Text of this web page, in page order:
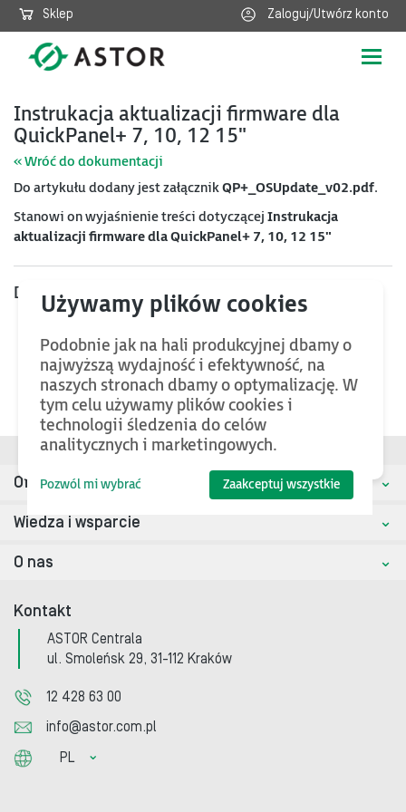
Sklep Zaloguj/Utwórz konto
Instrukacja aktualizacji firmware dla
QuickPanel+ 7, 10, 12 15"
« Wróć do dokumentacji
Do artykułu dodany jest załącznikQP+_OSUpdate_v02.pdf.
Stanowi on wyjaśnienie treści dotyczącej Instrukacja
aktualizacji firmware dla QuickPanel+ 7, 10, 12 15"
Dołączone pliki
Nazwa
Akcja
Instrukacja aktualizacji firmware dla
QuickPanel+ 7, 10, 12 15"
Pobierz
Oferta
Wiedza i wsparcie
O nas
Kontakt
ASTOR Centrala
ul. Smoleńsk 29, 31-112 Kraków
12 428 63 00
info@astor.com.pl
PL
Podobnie jak na hali produkcyjnej dbamy o
najwyższą wydajność i efektywność, na
naszych stronach dbamy o optymalizację. W
tym celu używamy plików cookies i
technologii śledzenia do celów
analitycznych i marketingowych.
Pozwól mi wybrać Zaakceptuj wszystkie